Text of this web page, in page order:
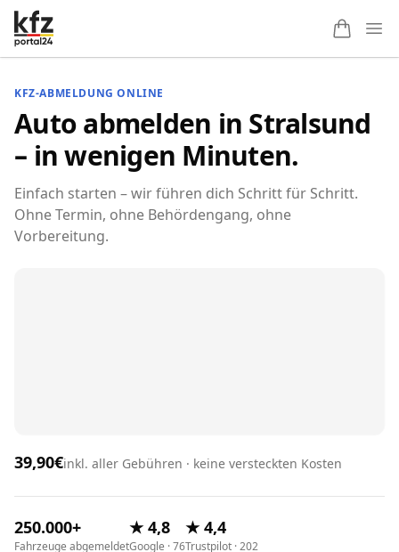
KFZ-ABMELDUNG ONLINE
Auto abmelden in Stralsund
– in wenigen Minuten.
Einfach starten – wir führen dich Schritt für Schritt.
Ohne Termin, ohne Behördengang, ohne
Vorbereitung.
39,90€inkl. aller Gebühren · keine versteckten Kosten
250.000+
Fahrzeuge abgemeldet
★ 4,8
Google · 76
★ 4,4
Trustpilot · 202